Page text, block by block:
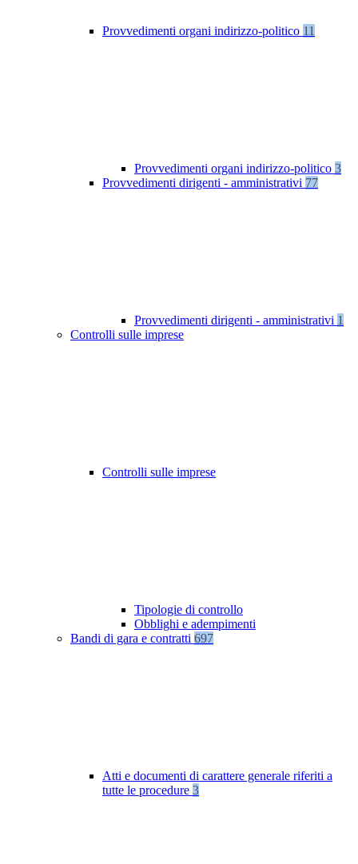
Provvedimenti organi indirizzo-politico 11
Provvedimenti organi indirizzo-politico 3
Provvedimenti dirigenti - amministrativi 77
Provvedimenti dirigenti - amministrativi 1
Controlli sulle imprese
Controlli sulle imprese
Tipologie di controllo
Obblighi e adempimenti
Bandi di gara e contratti 697
Atti e documenti di carattere generale riferiti a
tutte le procedure 3